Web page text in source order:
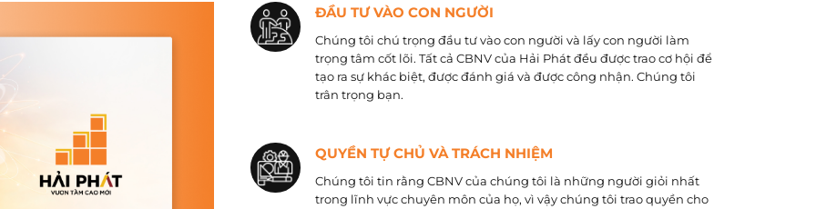
ĐẦU TƯ VÀO CON NGƯỜI
Chúng tôi chú trọng đầu tư vào con người và lấy con người làm
trọng tâm cốt lõi. Tất cả CBNV của Hải Phát đều được trao cơ hội để
tạo ra sự khác biệt, được đánh giá và được công nhận. Chúng tôi
trân trọng bạn.
QUYỀN TỰ CHỦ VÀ TRÁCH NHIỆM
Chúng tôi tin rằng CBNV của chúng tôi là những người giỏi nhất
trong lĩnh vực chuyên môn của họ, vì vậy chúng tôi trao quyền cho